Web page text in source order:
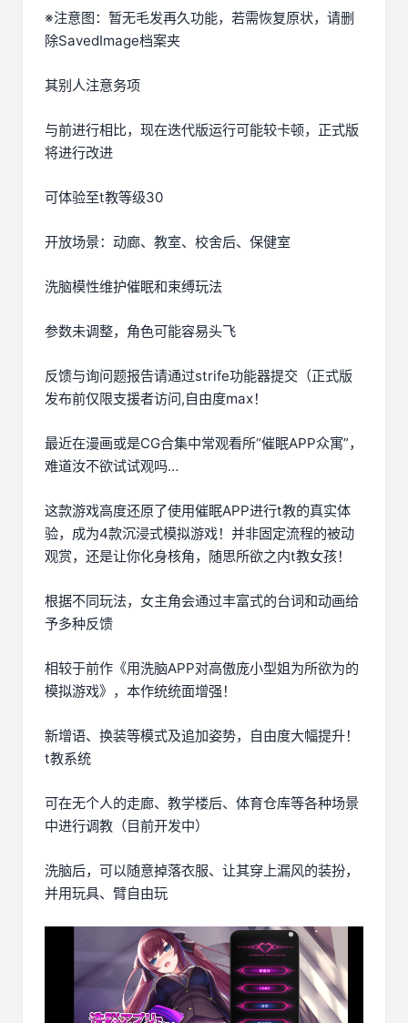
※注意图：暂无毛发再久功能，若需恢复原状，请删
除SavedImage档案夹
其别人注意务项
与前进行相比，现在迭代版运行可能较卡顿，正式版
将进行改进
可体验至t教等级30
开放场景：动廊、教室、校舍后、保健室
洗脑模性维护催眠和束缚玩法
参数未调整，角色可能容易头飞
反馈与询问题报告请通过strife功能器提交（正式版
发布前仅限支援者访问,自由度max！
最近在漫画或是CG合集中常观看所“催眠APP众寓”，
难道汝不欲试试观吗…
这款游戏高度还原了使用催眠APP进行t教的真实体
验，成为4款沉浸式模拟游戏！并非固定流程的被动
观赏，还是让你化身核角，随思所欲之内t教女孩！
根据不同玩法，女主角会通过丰富式的台词和动画给
予多种反馈
相较于前作《用洗脑APP对高傲庞小型姐为所欲为的
模拟游戏》，本作统统面增强！
新增语、换装等模式及追加姿势，自由度大幅提升！
t教系统
可在无个人的走廊、教学楼后、体育仓库等各种场景
中进行调教（目前开发中）
洗脑后，可以随意掉落衣服、让其穿上漏风的装扮，
并用玩具、臂自由玩